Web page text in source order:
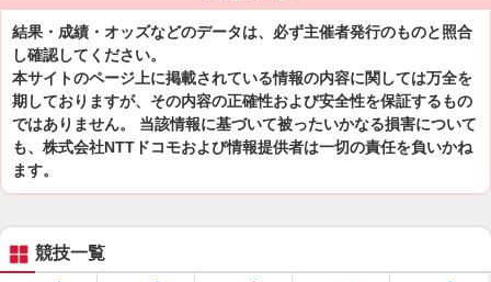
結果・成績・オッズなどのデータは、必ず主催者発行のものと照合
し確認してください。
本サイトのページ上に掲載されている情報の内容に関しては万全を
期しておりますが、その内容の正確性および安全性を保証するもの
ではありません。 当該情報に基づいて被ったいかなる損害について
も、株式会社NTTドコモおよび情報提供者は一切の責任を負いかね
ます。
競技一覧